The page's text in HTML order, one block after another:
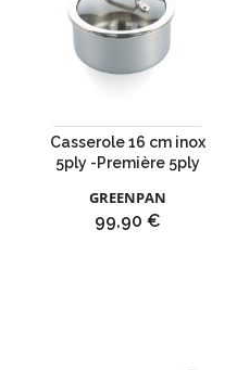
Casserole 16 cm inox
5ply -Première 5ply
GREENPAN
Prix
99,90 €